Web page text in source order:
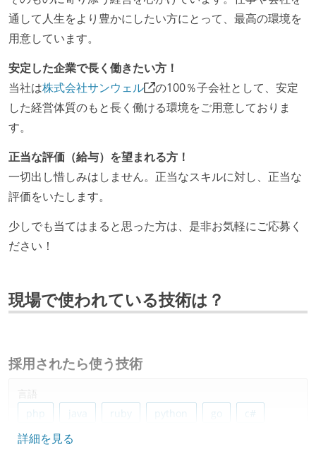
通して人生をより豊かにしたい方にとって、最高の環境を
用意しています。
安定した企業で長く働きたい方！
当社は株式会社サンウェル
の100％子会社として、安定
した経営体質のもと長く働ける環境をご用意しておりま
す。
正当な評価（給与）を望まれる方！
一切出し惜しみはしません。正当なスキルに対し、正当な
評価をいたします。
少しでも当てはまると思った方は、是非お気軽にご応募く
ださい！
現場で使われている技術は？
採用されたら使う技術
言語
php
java ruby python go
c#
.net
typescript
詳細を見る